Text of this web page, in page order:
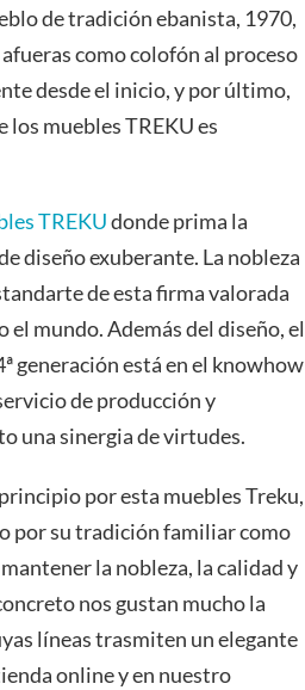
de tradición ebanista, 1970,
como colofón al proceso
desde el inicio, y por último,
muebles TREKU es
TREKUdonde prima la
diseño exuberante. La nobleza
de esta firma valorada
mundo. Además del diseño, el
generación está en el knowhow
de producción y
una sinergia de virtudes.
por esta muebles Treku,
por su tradición familiar como
la nobleza, la calidad y
nos gustan mucho la
líneas trasmiten un elegante
online y en nuestro